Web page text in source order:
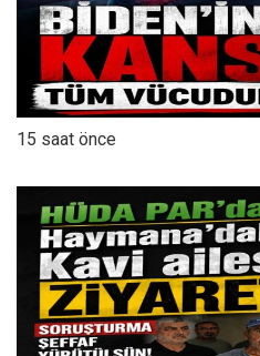
15 saat önce